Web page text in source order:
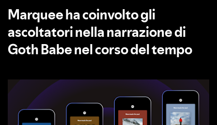
Marquee ha coinvolto gli
ascoltatori nella narrazione di
Goth Babe nel corso del tempo